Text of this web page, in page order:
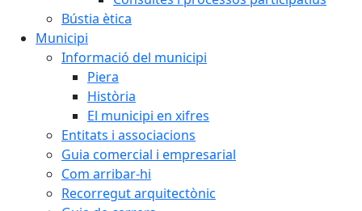
Bústia ètica
Municipi
Informació del municipi
Piera
Història
El municipi en xifres
Entitats i associacions
Guia comercial i empresarial
Com arribar-hi
Recorregut arquitectònic